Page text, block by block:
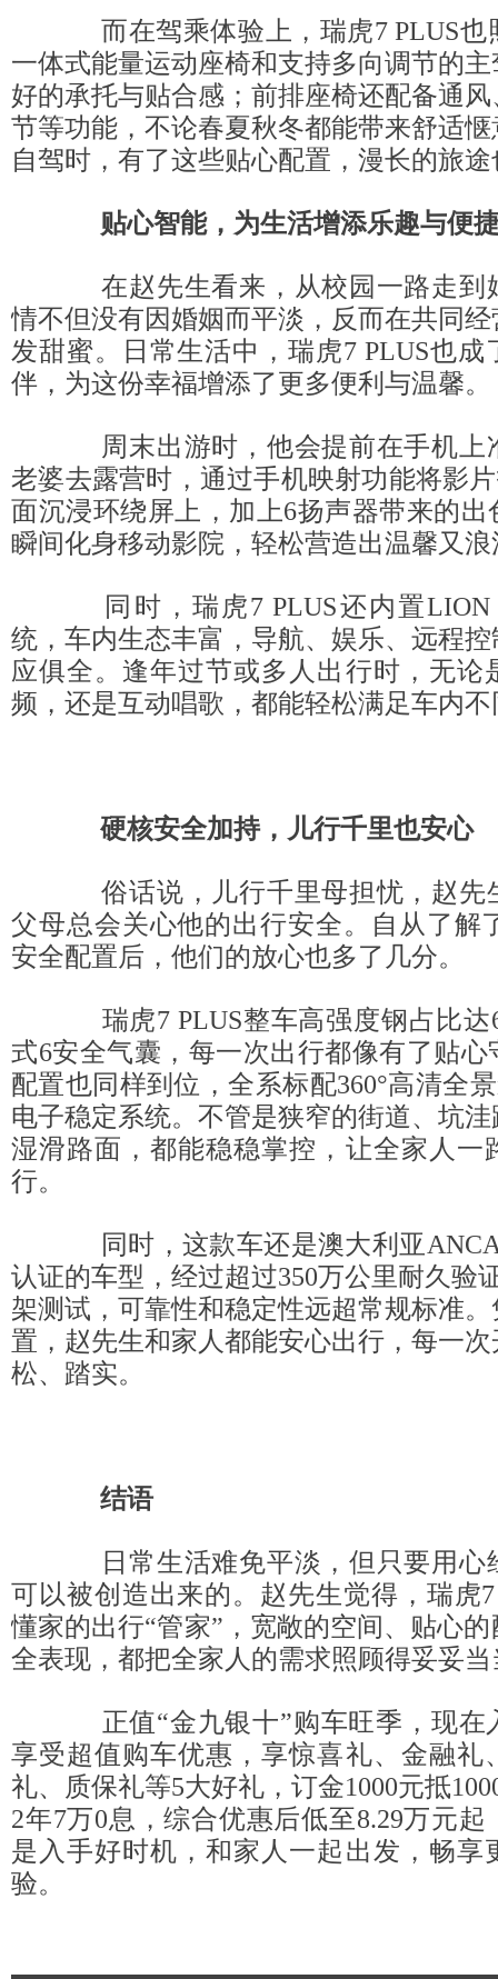
而在驾乘体验上，瑞虎7 PLUS也
一体式能量运动座椅和支持多向调节的
好的承托与贴合感；前排座椅还配备通
节等功能，不论春夏秋冬都能带来舒适
自驾时，有了这些贴心配置，漫长的旅
贴心智能，为生活增添乐趣与便
在赵先生看来，从校园一路走到
情不但没有因婚姻而平淡，反而在共同
发甜蜜。日常生活中，瑞虎7 PLUS也成
伴，为这份幸福增添了更多便利与温馨。
周末出游时，他会提前在手机上
老婆去露营时，通过手机映射功能将影
面沉浸环绕屏上，加上6扬声器带来的出
瞬间化身移动影院，轻松营造出温馨又
同时，瑞虎7 PLUS还内置LION
统，车内生态丰富，导航、娱乐、远程
应俱全。逢年过节或多人出行时，无论
频，还是互动唱歌，都能轻松满足车内
硬核安全加持， 儿行千里也安心
俗话说，儿行千里母担忧，赵先
父母总会关心他的出行安全。自从了解
安全配置后，他们的放心也多了几分。
瑞虎7 PLUS整车高强度钢占比达
式6安全气囊，每一次出行都像有了贴心
配置也同样到位，全系标配360°高清全
电子稳定系统。不管是狭窄的街道、坑
湿滑路面，都能稳稳掌控，让全家人一
行。
同时，这款车还是澳大利亚
认证的车型，经过超过350万公里耐久验
架测试，可靠性和稳定性远超常规标准
置，赵先生和家人都能安心出行，每一
松、踏实。
结语
日常生活难免平淡，但只要用心
可以被创造出来的。赵先生觉得，瑞虎
懂家的出行“管家”，宽敞的空间、贴心
全表现，都把全家人的需求照顾得妥妥当
正值“金九银十”购车旺季，现在
享受超值购车优惠，享惊喜礼、金融礼
礼、质保礼等5大好礼，订金1000元抵
2年7万0息，综合优惠后低至8.29万元
是入手好时机，和家人一起出发，畅享
验。